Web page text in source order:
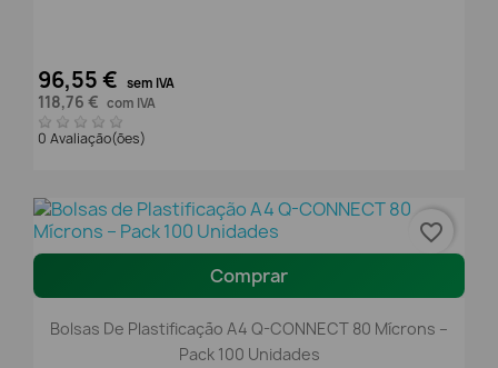
96,55 € sem IVA
118,76 € com IVA
0 Avaliação(ões)
Comprar
Bolsas De Plastificação A4 Q-CONNECT 80 Mícrons –
Pack 100 Unidades
favorite_border